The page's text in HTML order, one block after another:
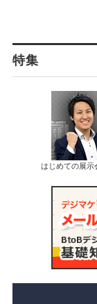
特集
はじめての展示